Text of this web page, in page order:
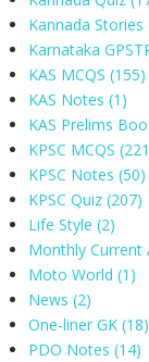
Kannada Stories
Karnataka
KAS MCQS(155)
KAS Notes(1)
KAS Prelims
KPSC MCQS
KPSC Notes(50)
KPSC Quiz(207)
Life Style(2)
Monthly
Moto World(1)
News(2)
One-liner GK(18)
PDO Notes(14)